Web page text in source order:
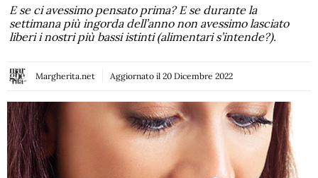
E se ci avessimo pensato prima? E se durante la
settimana più ingorda dell’anno non avessimo lasciato
liberi i nostri più bassi istinti (alimentari s’intende?).
Margherita.net Aggiornato il 20 Dicembre 2022